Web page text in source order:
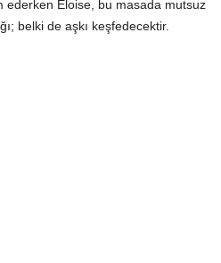
ederken Eloise, bu masada mutsuz
belki de aşkı keşfedecektir.